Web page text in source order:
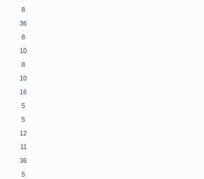
8
36
8
10
8
10
16
5
5
12
11
36
5